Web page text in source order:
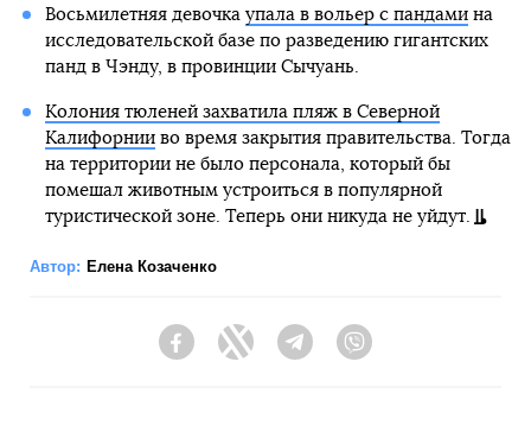
Восьмилетняя девочка упала в вольер с пандамина
исследовательской базе по разведению гигантских
панд в Чэнду, в провинции Сычуань.
Колония тюленей захватила пляж в Северной
Калифорнииво время закрытия правительства. Тогда
на территории не было персонала, который бы
помешал животным устроиться в популярной
туристической зоне. Теперь они никуда не уйдут.
Автор: Елена Козаченко
FacebookTwitter Telegram